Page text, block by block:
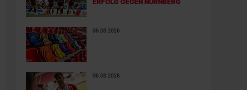
06.08.2026
06.08.2026